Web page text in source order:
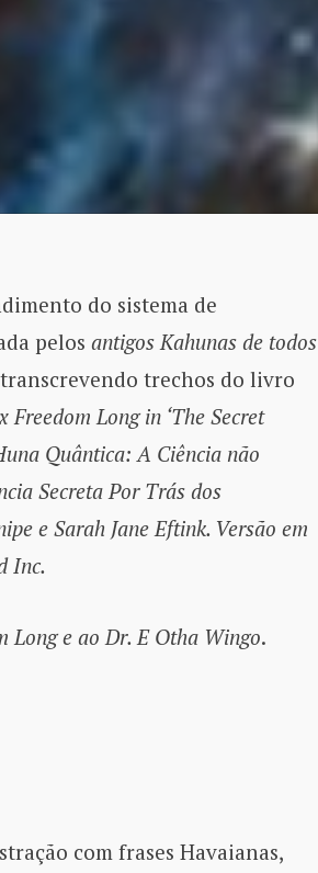
do sistema de
pelos antigos Kahunas de todos
trechos do livro
Long in ‘The Secret
Quântica: A Ciência não
Secreta Por Trás dos
e Sarah Jane Eftink. Versão em
Inc.
Long e ao Dr. E Otha Wingo.
com frases Havaianas,